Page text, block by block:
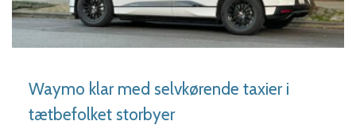
LÆS MERE
Waymo klar med selvkørende taxier i
tætbefolket storbyer